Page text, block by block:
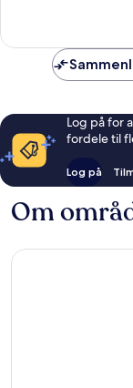
Log på for
fordele til
Log på
Om